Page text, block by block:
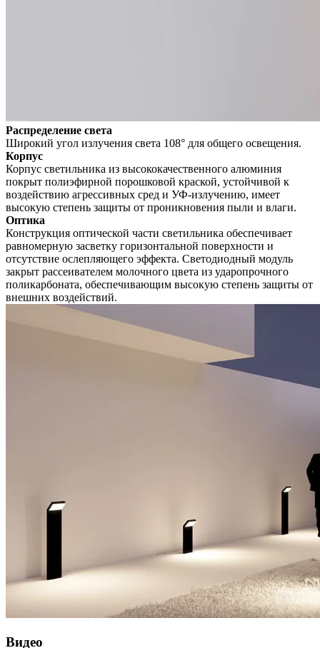
Распределение света
Широкий угол излучения света 108° для общего освещения.
Корпус
Корпус светильника из высококачественного алюминия
покрыт полиэфирной порошковой краской, устойчивой к
воздействию агрессивных сред и УФ-излучению, имеет
высокую степень защиты от проникновения пыли и влаги.
Оптика
Конструкция оптической части светильника обеспечивает
равномерную засветку горизонтальной поверхности и
отсутствие ослепляющего эффекта. Светодиодный модуль
закрыт рассеивателем молочного цвета из ударопрочного
поликарбоната, обеспечивающим высокую степень защиты от
внешних воздействий.
Видео